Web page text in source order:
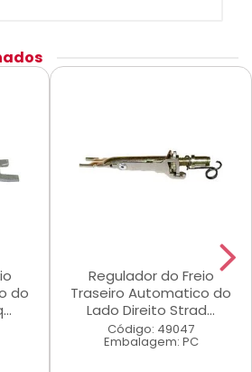
do
Regulador do Freio
Traseiro Automatico do
Lado Direito Strad...
Código: 49047
Embalagem: PC